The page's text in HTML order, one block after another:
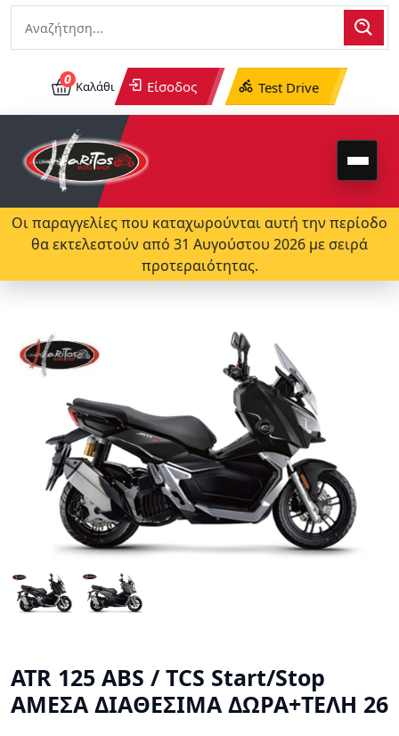
0 Καλάθι Είσοδος Test Drive
Οι παραγγελίες που καταχωρούνται αυτή την περίοδο
θα εκτελεστούν από 31 Αυγούστου 2026 με σειρά
προτεραιότητας.
ATR 125 ABS / TCS Start/Stop
ΑΜΕΣΑ ΔΙΑΘΕΣΙΜΑ ΔΩΡΑ+ΤΕΛΗ 26